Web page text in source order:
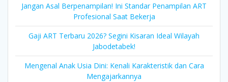
Jangan Asal Berpenampilan! Ini Standar Penampilan ART
Profesional Saat Bekerja
Gaji ART Terbaru 2026? Segini Kisaran Ideal Wilayah
Jabodetabek!
Mengenal Anak Usia Dini: Kenali Karakteristik dan Cara
Mengajarkannya